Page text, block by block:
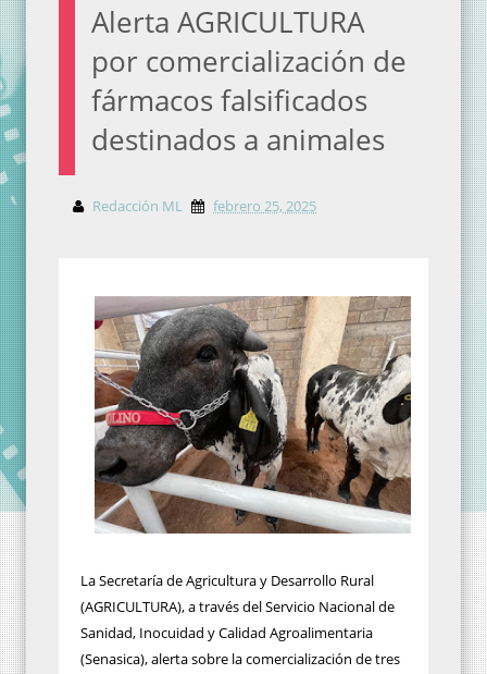
Alerta AGRICULTURA
por comercialización de
fármacos falsificados
destinados a animales
Redacción ML febrero 25, 2025
La Secretaría de Agricultura y Desarrollo Rural
(AGRICULTURA), a través del Servicio Nacional de
Sanidad, Inocuidad y Calidad Agroalimentaria
(Senasica), alerta sobre la comercialización de tres